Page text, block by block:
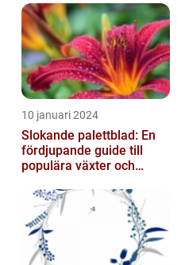
10 januari 2024
Slokande palettblad: En
fördjupande guide till
populära växter och